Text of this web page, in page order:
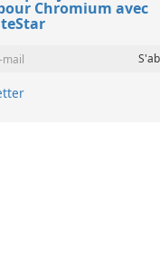
Chromium avec